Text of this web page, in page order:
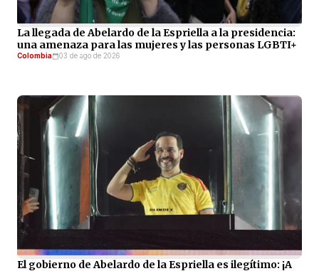
La llegada de Abelardo de la Espriella a la presidencia:
una amenaza para las mujeres y las personas LGBTI+
Colombia 03 de ago de 2026
El gobierno de Abelardo de la Espriella es ilegítimo: ¡A